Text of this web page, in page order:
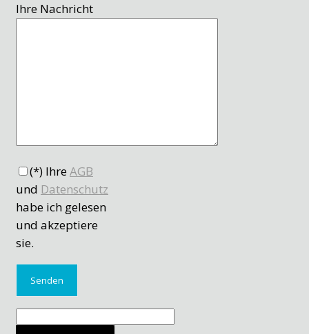
Ihre Nachricht
(*) IhreAGB
und Datenschutz
habe ich gelesen
und akzeptiere
sie.